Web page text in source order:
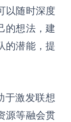
以随时深度
的想法， 建
的潜能， 提
于激发联想
源等融会贯